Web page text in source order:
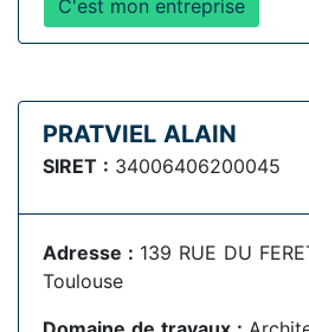
C'est mon entreprise
PRATVIEL ALAIN
SIRET : 34006406200045
Adresse : 139 RUE DU
Toulouse